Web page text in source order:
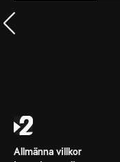
Allmänna villkor